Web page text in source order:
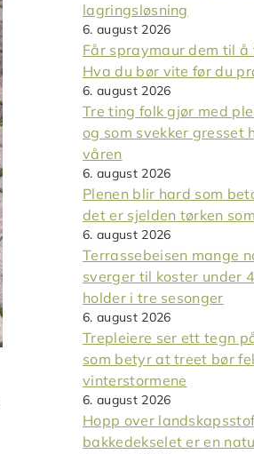
lagringsløsning
6. august 2026
Får spraymaur dem til å
Hva du bør vite før du
6. august 2026
Tre ting folk gjør med
og som svekker gresset
våren
6. august 2026
Plenen blir hard som
det er sjelden tørken
6. august 2026
Terrassebeisen mange
sverger til koster under
holder i tre sesonger
6. august 2026
Trepleiere ser ett tegn
som betyr at treet bør
vinterstormene
6. august 2026
Hopp over
bakkedekselet er en